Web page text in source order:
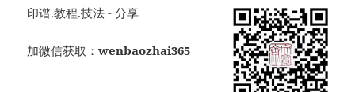
印谱.教程.技法 - 分享
加微信获取：wenbaozhai365